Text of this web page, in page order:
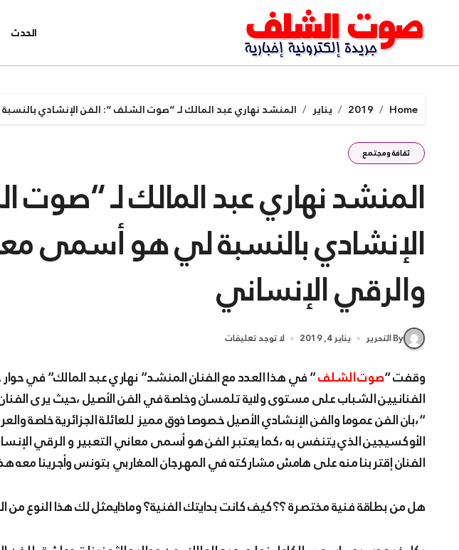
content
الحدث
Home
2019 يناير المنشد نهاري عبد المالك لـ “صوت الشلف “: الفن الإنشادي
ثقافة ومجتمع
المنشد نهاري عبد المالك لـ
الإنشادي بالنسبة لي هو أسمى
والرقي الإنساني
By التحرير يناير 4, 2019 لا توجد تعليقات
وقفت “صوت الشلف” في هذا العدد مع الفنان المنشد” نهاري عبد المالك” في
الفنانيين الشباب على مستوى ولاية تلمسان وخاصة في الفن الأصيل ،حيث يرى
“،بان الفن عموما والفن الإنشادي الأصيل خصوصا ذوق مميز للعائلة الجزائرية خاصة
الأوكسيجين الذي يتنفس به ،كما يعتبر الفن هو أسمى معاني التعبير و الرقي
الفنان إقتربنا منه على هامش مشاركته في المهرجان المغاربي بتونس وأجرينا معه
هل من بطاقة فنية مختصرة ؟؟كيف كانت بدايتك الفنية؟ وماذايمثل لك هذا النوع من